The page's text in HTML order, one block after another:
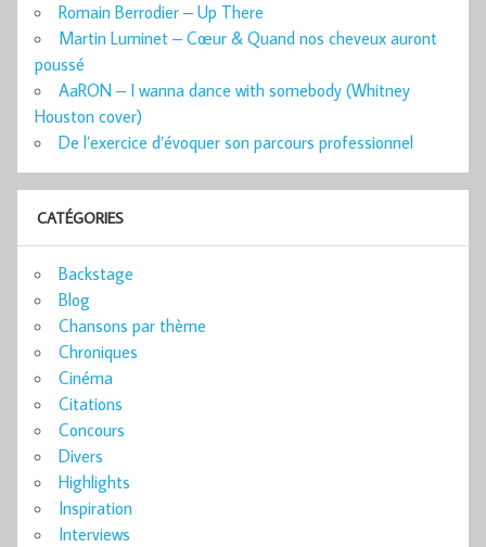
Romain Berrodier – Up There
Martin Luminet – Cœur & Quand nos cheveux auront
poussé
AaRON – I wanna dance with somebody (Whitney
Houston cover)
De l’exercice d’évoquer son parcours professionnel
CATÉGORIES
Backstage
Blog
Chansons par thème
Chroniques
Cinéma
Citations
Concours
Divers
Highlights
Inspiration
Interviews